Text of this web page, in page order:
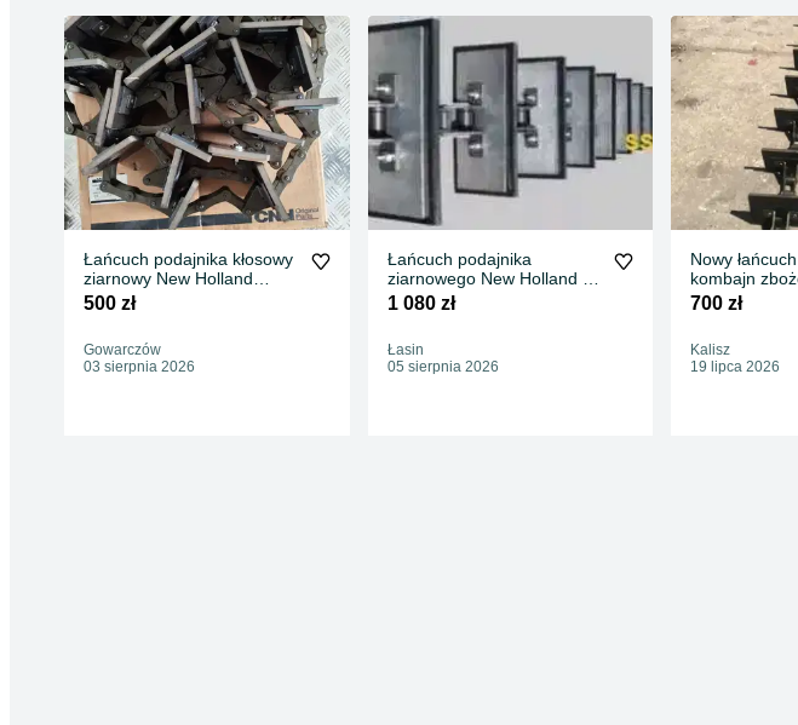
Łańcuch podajnika kłosowy
ziarnowy New Holland
1520, 1530, 1540, 1545,
TX30, TX32, TX34, TX36,
TC52
500 zł
Gowarczów
03 sierpnia 2026
Łańcuch podajnika
ziarnowego New Holland TX
62, TX 63, TX 64, TX 65
1 080 zł
Łasin
05 sierpnia 2026
Nowy
kombajn
kompletny
700 zł
Kalisz
19 lipca 2026